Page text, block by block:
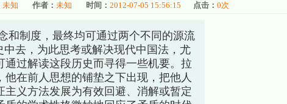
未知 作者： 未知 时间： 2012-07-05 15:56:15 点击： 0次
和制度，最终均可通过两个不同的源流
去，为此思考或解决现代中国法，尤
过解读这段历史而寻得一些机要。拉
在前人思想的铺垫之下出现，把他人
义方法发展为有效回避、消解或暂定